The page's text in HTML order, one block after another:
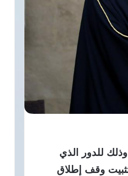
للدور الذي
وقف إطلاق